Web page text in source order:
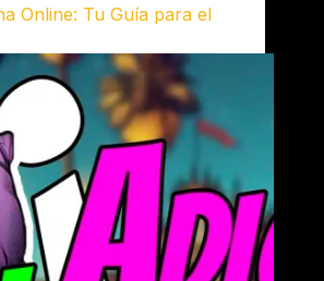
Online: Tu Guía para el